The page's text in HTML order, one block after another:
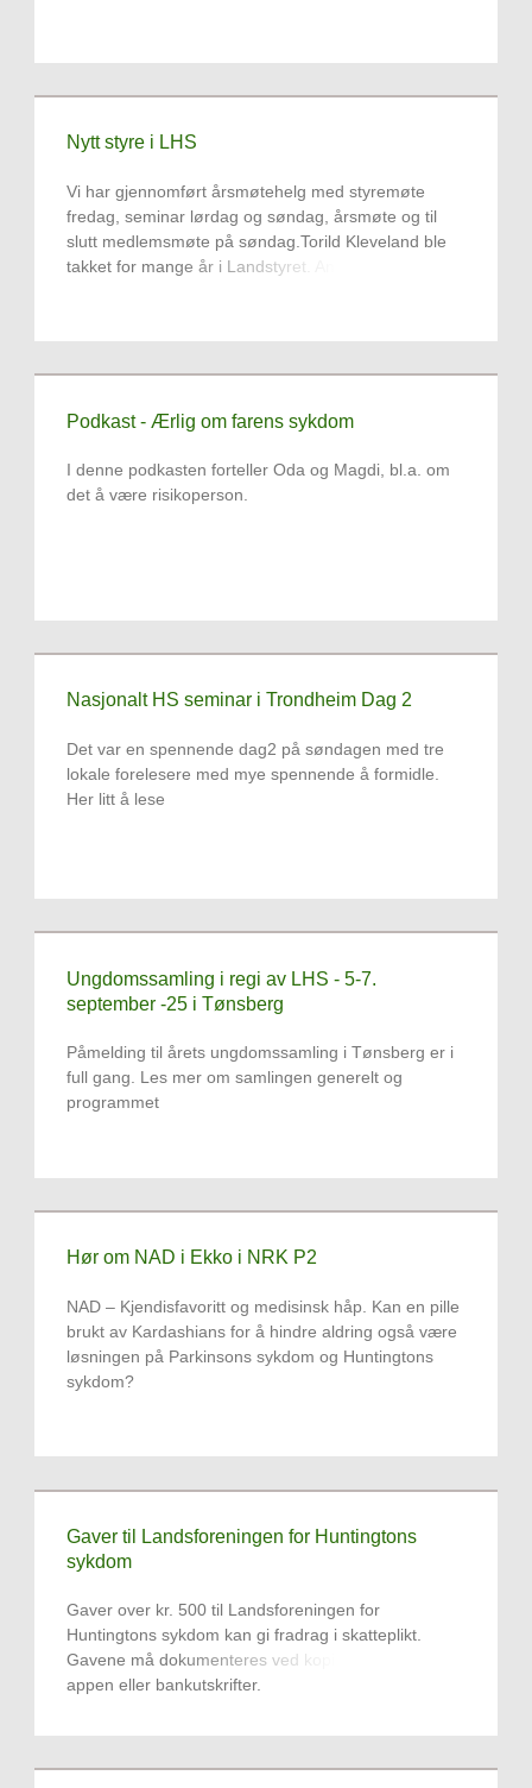
Nytt styre i LHS
Vi har gjennomført årsmøtehelg med styremøte
fredag, seminar lørdag og søndag, årsmøte og til
slutt medlemsmøte på søndag.Torild Kleveland ble
takket for mange år i Landstyret. Anne Salamonsen,
styrerepresentant er Cathrine Kjønnø Johansen.
Podkast - Ærlig om farens sykdom
I denne podkasten forteller Oda og Magdi, bl.a. om
det å være risikoperson.
Nasjonalt HS seminar i Trondheim Dag 2
Det var en spennende dag2 på søndagen med tre
lokale forelesere med mye spennende å formidle.
Her litt å lese
Ungdomssamling i regi av LHS - 5-7.
september -25 i Tønsberg
Påmelding til årets ungdomssamling i Tønsberg er i
full gang. Les mer om samlingen generelt og
programmet
Hør om NAD i Ekko i NRK P2
NAD – Kjendisfavoritt og medisinsk håp. Kan en pille
brukt av Kardashians for å hindre aldring også være
løsningen på Parkinsons sykdom og Huntingtons
sykdom?
Gaver til Landsforeningen for Huntingtons
sykdom
Gaver over kr. 500 til Landsforeningen for
Huntingtons sykdom kan gi fradrag i skatteplikt.
Gavene må dokumenteres ved kopier fra Vipps-
appen eller bankutskrifter.